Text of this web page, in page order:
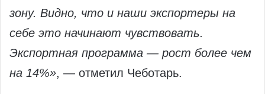
зону. Видно, что и наши экспортеры на
себе это начинают чувствовать.
Экспортная программа — рост более чем
на 14%», — отметил Чеботарь.